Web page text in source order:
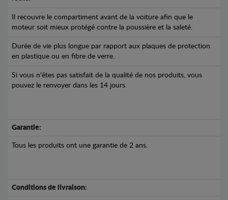
Il recouvre le compartiment avant de la voiture afin que le
moteur soit mieux protégé contre la poussière et la saleté.
Durée de vie plus longue par rapport aux plaques de protection
en plastique ou en fibre de verre.
Si vous n'êtes pas satisfait de la qualité de nos produits, vous
pouvez le renvoyer dans les 14 jours.
Garantie:
Tous les produits ont une garantie de 2 ans.
Conditions de livraison: